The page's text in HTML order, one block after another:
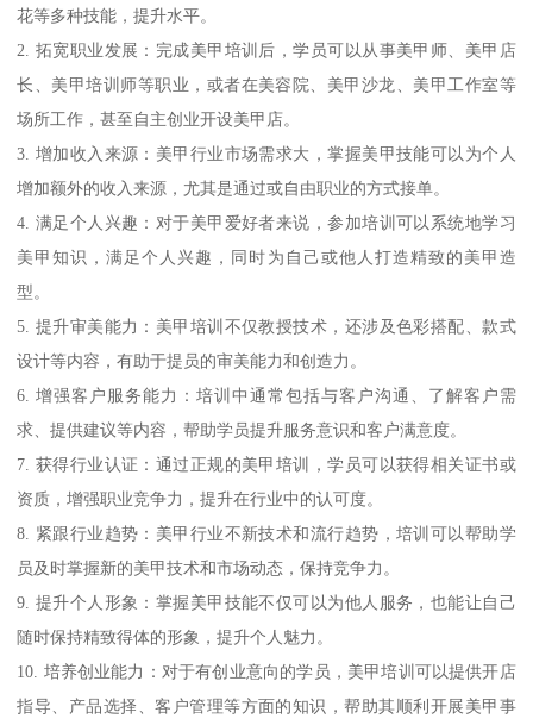
花等多种技能，提升水平。
2. 拓宽职业发展：完成美甲培训后，学员可以从事美甲师、美甲店
长、美甲培训师等职业，或者在美容院、美甲沙龙、美甲工作室等
场所工作，甚至自主创业开设美甲店。
3. 增加收入来源：美甲行业市场需求大，掌握美甲技能可以为个人
增加额外的收入来源，尤其是通过或自由职业的方式接单。
4. 满足个人兴趣：对于美甲爱好者来说，参加培训可以系统地学习
美甲知识，满足个人兴趣，同时为自己或他人打造精致的美甲造
型。
5. 提升审美能力：美甲培训不仅教授技术，还涉及色彩搭配、款式
设计等内容，有助于提员的审美能力和创造力。
6. 增强客户服务能力：培训中通常包括与客户沟通、了解客户需
求、提供建议等内容，帮助学员提升服务意识和客户满意度。
7. 获得行业认证：通过正规的美甲培训，学员可以获得相关证书或
资质，增强职业竞争力，提升在行业中的认可度。
8. 紧跟行业趋势：美甲行业不新技术和流行趋势，培训可以帮助学
员及时掌握新的美甲技术和市场动态，保持竞争力。
9. 提升个人形象：掌握美甲技能不仅可以为他人服务，也能让自己
随时保持精致得体的形象，提升个人魅力。
10. 培养创业能力：对于有创业意向的学员，美甲培训可以提供开店
指导、产品选择、客户管理等方面的知识，帮助其顺利开展美甲事